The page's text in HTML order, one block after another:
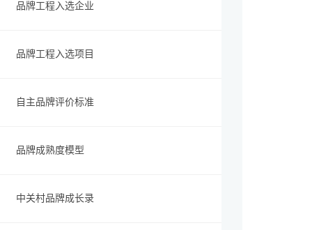
品牌工程入选企业
品牌工程入选项目
自主品牌评价标准
品牌成熟度模型
中关村品牌成长录